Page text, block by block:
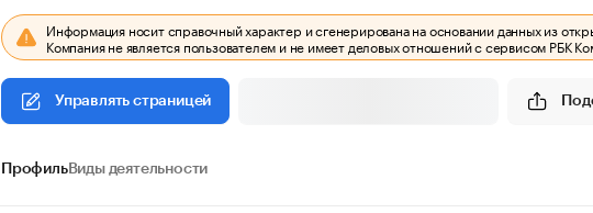
Информация носит справочный характер и сгенерирована на основании данных из
Компания не является пользователем и не имеет деловых отношений с сервисом РБК
Управлять страницей
ПрофильВиды деятельности